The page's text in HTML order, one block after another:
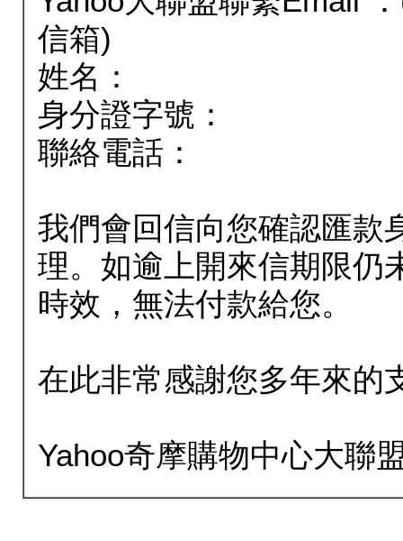
信箱)
姓名：
身分證字號：
聯絡電話：
我們會回信向您確認匯款
理。如逾上開來信期限仍
時效，無法付款給您。
在此非常感謝您多年來的
Yahoo奇摩購物中心大